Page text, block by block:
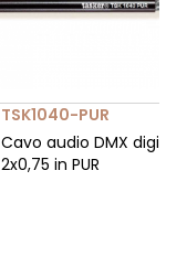
TSK1040-PUR
Cavo audio DMX
2x0,75 in PUR